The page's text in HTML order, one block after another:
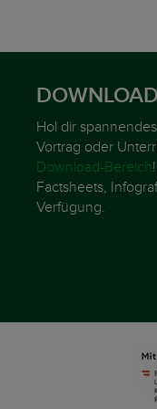
Hol dir
Vortrag oder
Download-Bereich
Factsheets,
Verfügung.